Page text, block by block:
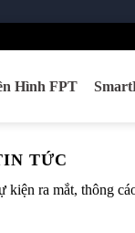
Hình FPT
TỨC
kiện ra mắt, thông